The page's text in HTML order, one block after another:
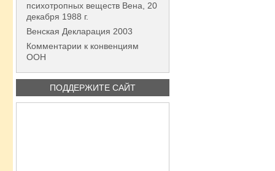
психотропных веществ Вена, 20
декабря 1988 г.
Венская Декларация 2003
Комментарии к конвенциям
ООН
ПОДДЕРЖИТЕ САЙТ